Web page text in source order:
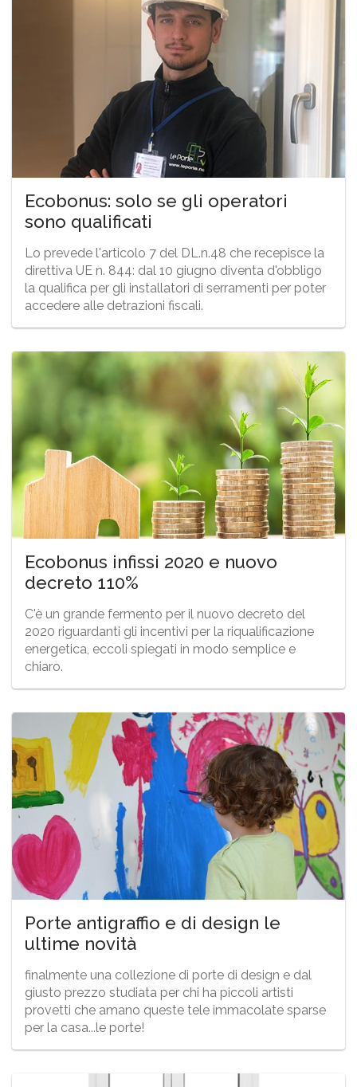
Ecobonus: solo se gli operatori
sono qualificati
Lo prevede l'articolo 7 del DL.n.48 che recepisce la
direttiva UE n. 844: dal 10 giugno diventa d'obbligo
la qualifica per gli installatori di serramenti per poter
accedere alle detrazioni fiscali.
Ecobonus infissi 2020 e nuovo
decreto 110%
C'è un grande fermento per il nuovo decreto del
2020 riguardanti gli incentivi per la riqualificazione
energetica, eccoli spiegati in modo semplice e
chiaro.
Porte antigraffio e di design le
ultime novità
finalmente una collezione di porte di design e dal
giusto prezzo studiata per chi ha piccoli artisti
provetti che amano queste tele immacolate sparse
per la casa...le porte!